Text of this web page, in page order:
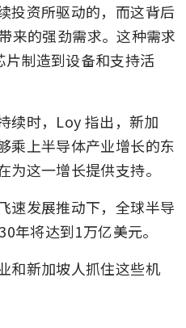
投资所驱动的，而这背后
来的强劲需求。这种需求
制造到设备和支持活
续时，Loy 指出，新加
上半导体产业增长的东
为这一增长提供支持。
速发展推动下，全球半导
年将达到1万亿美元。
和新加坡人抓住这些机